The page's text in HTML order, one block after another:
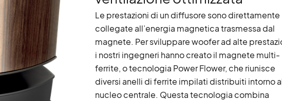
Le prestazioni di un diffusore sono direttamente
collegate all’energia magnetica trasmessa dal
magnete. Per sviluppare woofer ad alte
i nostri ingegneri hanno creato il magnete multi-
ferrite, o tecnologia Power Flower, che riunisce
diversi anelli di ferrite impilati distribuiti intorno
nucleo centrale. Questa tecnologia combina